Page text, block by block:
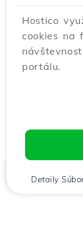
Hostico
cookies na
portálu.
Detaily
Domov